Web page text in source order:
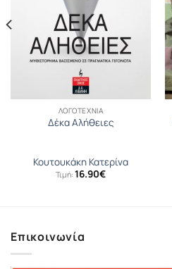
ΛΟΓΟΤΕΧΝΊΑ
Δέκα Αλήθειες
Κουτουκάκη Κατερίνα
Τιμή: 16.90€
Επικοινωνία